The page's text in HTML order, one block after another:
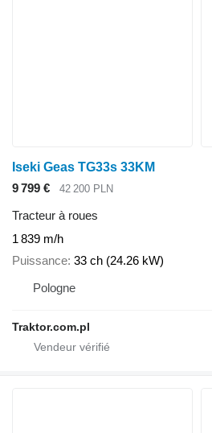
Iseki Geas TG33s 33KM
9 799 €
42 200 PLN
Tracteur à roues
1 839 m/h
Puissance 33 ch (24.26 kW)
Pologne
Traktor.com.pl